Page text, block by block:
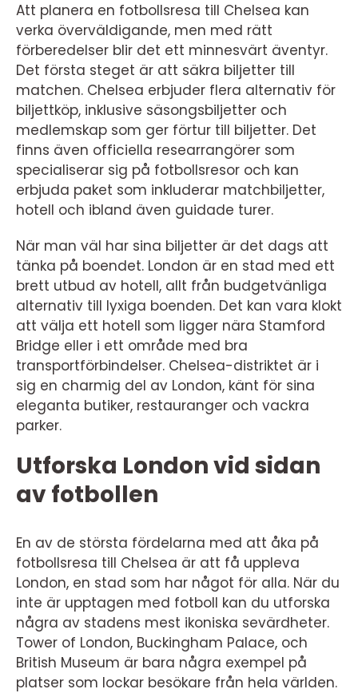
Att planera en fotbollsresa till Chelsea kan
verka överväldigande, men med rätt
förberedelser blir det ett minnesvärt äventyr.
Det första steget är att säkra biljetter till
matchen. Chelsea erbjuder flera alternativ för
biljettköp, inklusive säsongsbiljetter och
medlemskap som ger förtur till biljetter. Det
finns även officiella researrangörer som
specialiserar sig på fotbollsresor och kan
erbjuda paket som inkluderar matchbiljetter,
hotell och ibland även guidade turer.
När man väl har sina biljetter är det dags att
tänka på boendet. London är en stad med ett
brett utbud av hotell, allt från budgetvänliga
alternativ till lyxiga boenden. Det kan vara klokt
att välja ett hotell som ligger nära Stamford
Bridge eller i ett område med bra
transportförbindelser. Chelsea-distriktet är i
sig en charmig del av London, känt för sina
eleganta butiker, restauranger och vackra
parker.
Utforska London vid sidan
av fotbollen
En av de största fördelarna med att åka på
fotbollsresa till Chelsea är att få uppleva
London, en stad som har något för alla. När du
inte är upptagen med fotboll kan du utforska
några av stadens mest ikoniska sevärdheter.
Tower of London, Buckingham Palace, och
British Museum är bara några exempel på
platser som lockar besökare från hela världen.